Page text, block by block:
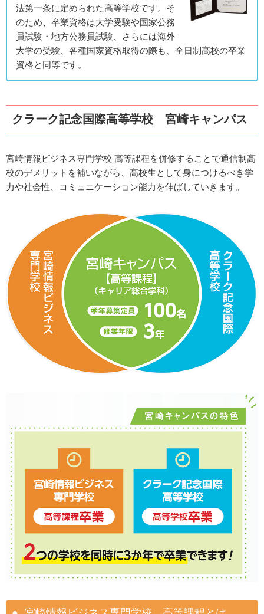
法第一条に定められた高等学校です。そ
のため、卒業資格は大学受験や国家公務
員試験・地方公務員試験、さらには海外
大学の受験、各種国家資格取得の際も、全日制高校の卒業
資格と同等です。
クラーク記念国際高等学校 宮崎キャンパス
宮崎情報ビジネス専門学校 高等課程を併修することで通信制高
校のデメリットを補いながら、高校生として身につけるべき学
力や社会性、コミュニケーション能力を伸ばしていきます。